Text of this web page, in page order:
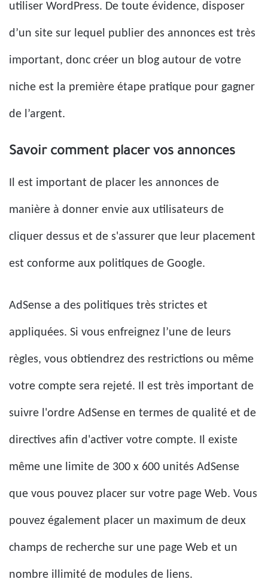
utiliser WordPress. De toute évidence, disposer
d’un site sur lequel publier des annonces est très
important, donc créer un blog autour de votre
niche est la première étape pratique pour gagner
de l’argent.
Savoir comment placer vos annonces
Il est important de placer les annonces de
manière à donner envie aux utilisateurs de
cliquer dessus et de s'assurer que leur placement
est conforme aux politiques de Google.
AdSense a des politiques très strictes et
appliquées. Si vous enfreignez l’une de leurs
règles, vous obtiendrez des restrictions ou même
votre compte sera rejeté. Il est très important de
suivre l'ordre AdSense en termes de qualité et de
directives afin d'activer votre compte. Il existe
même une limite de 300 x 600 unités AdSense
que vous pouvez placer sur votre page Web. Vous
pouvez également placer un maximum de deux
champs de recherche sur une page Web et un
nombre illimité de modules de liens.